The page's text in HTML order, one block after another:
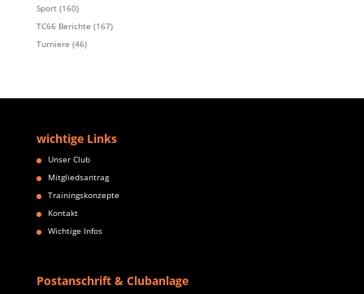
Sport(160)
TC66 Berichte (167)
Turniere (46)
wichtige Links
Unser Club
Mitgliedsantrag
Trainingskonzepte
Kontakt
Wichtige Infos
Postanschrift & Clubanlage